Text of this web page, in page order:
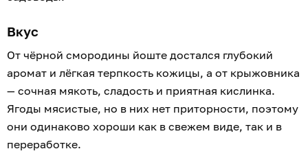
Вкус
От чёрной смородины йоште достался глубокий
аромат и лёгкая терпкость кожицы, а от крыжовника
— сочная мякоть, сладость и приятная кислинка.
Ягоды мясистые, но в них нет приторности, поэтому
они одинаково хороши как в свежем виде, так и в
переработке.